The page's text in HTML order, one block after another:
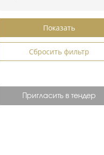
Сбросить фильтр
Пригласить в тендер